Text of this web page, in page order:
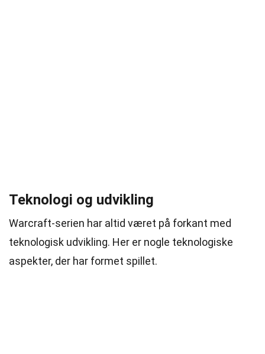
Teknologi og udvikling
Warcraft-serien har altid været på forkant med
teknologisk udvikling. Her er nogle teknologiske
aspekter, der har formet spillet.